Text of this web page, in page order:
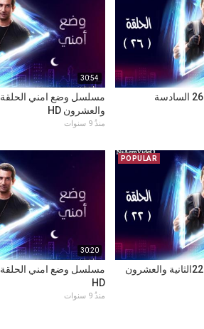
مسلسل وضع امني الحلقة 26 السادسة
30:54
والعشرون HD
منذُ 9 سنوات
POPULAR
مسلسل وضع امني الحلقة 22الثانية والعشرون
30:20
HD
منذُ 9 سنوات